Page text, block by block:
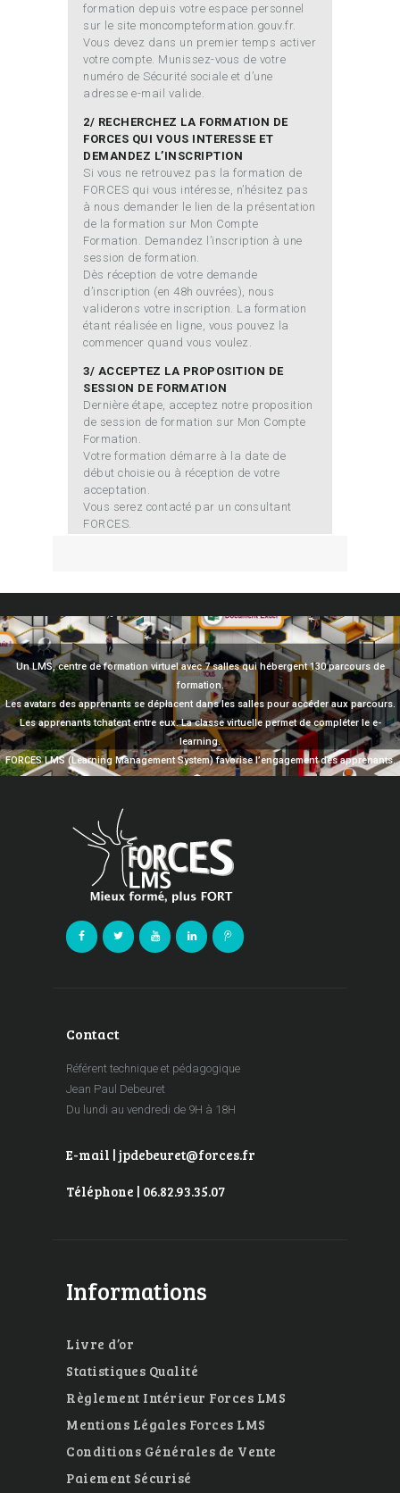
formation depuis votre espace personnel
sur le site moncompteformation.gouv.fr.
Vous devez dans un premier temps activer
votre compte. Munissez-vous de votre
numéro de Sécurité sociale et d’une
adresse e-mail valide.
2/ RECHERCHEZ LA FORMATION DE
FORCES QUI VOUS INTERESSE ET
DEMANDEZ L’INSCRIPTION
Si vous ne retrouvez pas la formation de
FORCES qui vous intéresse, n’hésitez pas
à nous demander le lien de la présentation
de la formation sur Mon Compte
Formation. Demandez l’inscription à une
session de formation.
Dès réception de votre demande
d’inscription (en 48h ouvrées), nous
validerons votre inscription. La formation
étant réalisée en ligne, vous pouvez la
commencer quand vous voulez.
3/ ACCEPTEZ LA PROPOSITION DE
SESSION DE FORMATION
Dernière étape, acceptez notre proposition
de session de formation sur Mon Compte
Formation.
Votre formation démarre à la date de
début choisie ou à réception de votre
acceptation.
Vous serez contacté par un consultant
FORCES.
Un LMS, centre de formation virtuel avec 7 salles qui hébergent 130 parcours de
formation.
Les avatars des apprenants se déplacent dans les salles pour accéder aux parcours.
Les apprenants tchatent entre eux. La classe virtuelle permet de compléter le e-
learning.
FORCES LMS (Learning Management System) favorise l’engagement des apprenants.
Contact
Référent technique et pédagogique
Jean Paul Debeuret
Du lundi au vendredi de 9H à 18H
E-mail | jpdebeuret@forces.fr
Téléphone | 06.82.93.35.07
Informations
Livre d’or
Statistiques Qualité
Règlement Intérieur Forces LMS
Mentions Légales Forces LMS
Conditions Générales de Vente
Paiement Sécurisé